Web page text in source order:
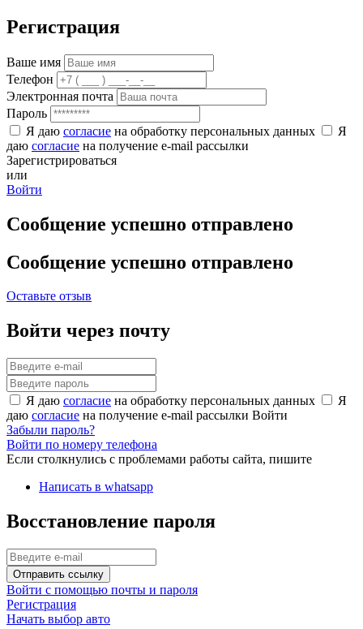
Регистрация
Ваше имя
Телефон
Электронная почта
Пароль
Я даю согласие на обработку персональных данных
Я
даю согласие на получение e-mail рассылки
Зарегистрироваться
или
Войти
Сообщение успешно отправлено
Сообщение успешно отправлено
Оставьте отзыв
Войти через почту
Я даю согласие на обработку персональных данных
Я
даю согласие на получение e-mail рассылки Войти
Забыли пароль?
Войти по номеру телефона
Если столкнулись с проблемами работы сайта, пишите
Написать в whatsapp
Восстановление пароля
Отправить ссылку
Войти с помощью почты и пароля
Регистрация
Начать выбор авто